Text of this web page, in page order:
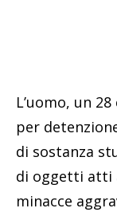
L’uomo, un
per
di sostanza
di oggetti atti
minacce